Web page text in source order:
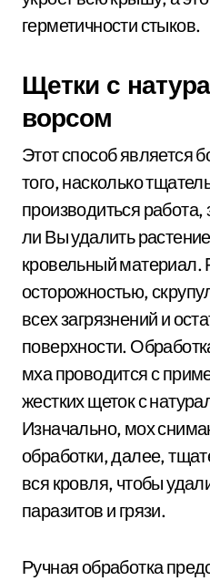
герметичности стыков.
Щетки с
ворсом
Этот способ является
того, насколько
производиться работа,
ли Вы удалить
кровельный материал.
осторожностью,
всех загрязнений и
поверхности.
мха проводится с
жестких щеток с
Изначально, мох
обработки, далее,
вся кровля, чтобы
паразитов и грязи.
Ручная обработка